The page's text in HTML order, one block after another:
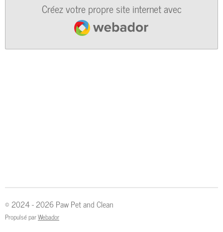
Créez votre propre site internet avec
Webador
© 2024 - 2026 Paw Pet and Clean
Propulsé parWebador